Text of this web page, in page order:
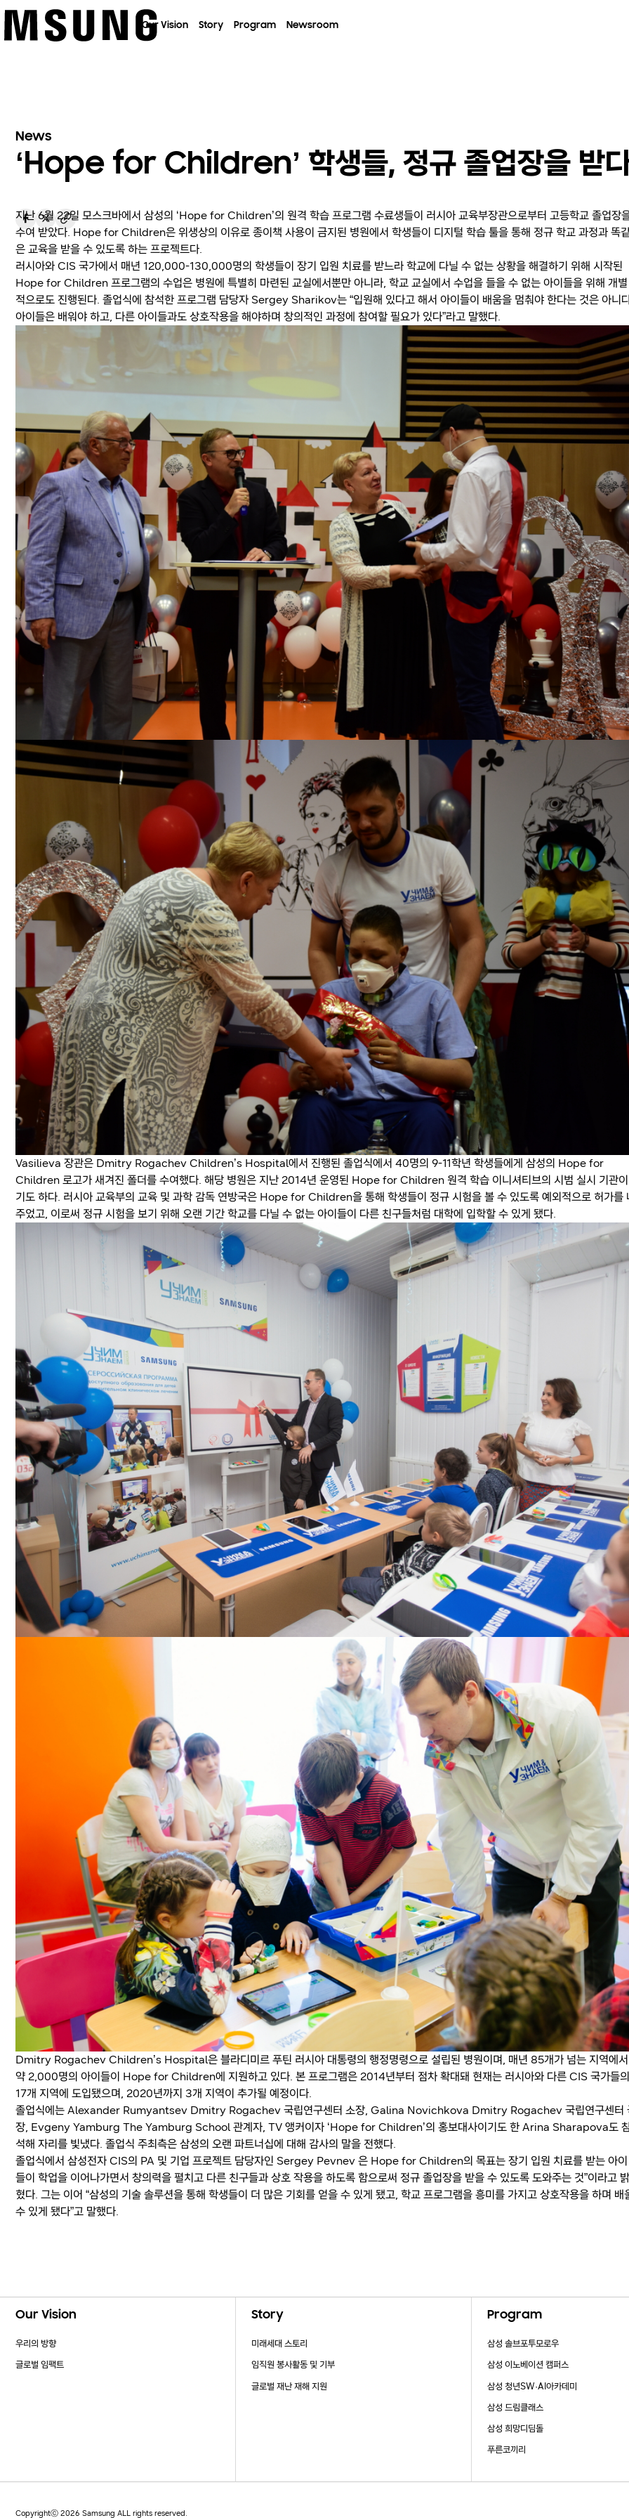
Our Vision Story Program Newsroom
News
‘Hope for Children’ 학생들, 정규 졸업장을 받
지난 6월 22일 모스크바에서 삼성의 ‘Hope for Children’의 원격 학습 프로그램 수료생들이 러시아 교육부장관으로부터 고등학교 졸업장
수여 받았다. Hope for Children은 위생상의 이유로 종이책 사용이 금지된 병원에서 학생들이 디지털 학습 툴을 통해 정규 학교 과정과 똑
은 교육을 받을 수 있도록 하는 프로젝트다.
러시아와 CIS 국가에서 매년 120,000-130,000명의 학생들이 장기 입원 치료를 받느라 학교에 다닐 수 없는 상황을 해결하기 위해 시작된
Hope for Children 프로그램의 수업은 병원에 특별히 마련된 교실에서뿐만 아니라, 학교 교실에서 수업을 들을 수 없는 아이들을 위해 개별
적으로도 진행된다. 졸업식에 참석한 프로그램 담당자 Sergey Sharikov는 “입원해 있다고 해서 아이들이 배움을 멈춰야 한다는 것은 아니
아이들은 배워야 하고, 다른 아이들과도 상호작용을 해야하며 창의적인 과정에 참여할 필요가 있다”라고 말했다.
Vasilieva 장관은 Dmitry Rogachev Children’s Hospital에서 진행된 졸업식에서 40명의 9-11학년 학생들에게 삼성의 Hope for
Children 로고가 새겨진 폴더를 수여했다. 해당 병원은 지난 2014년 운영된 Hope for Children 원격 학습 이니셔티브의 시범 실시 기관이
기도 하다. 러시아 교육부의 교육 및 과학 감독 연방국은 Hope for Children을 통해 학생들이 정규 시험을 볼 수 있도록 예외적으로 허가를
주었고, 이로써 정규 시험을 보기 위해 오랜 기간 학교를 다닐 수 없는 아이들이 다른 친구들처럼 대학에 입학할 수 있게 됐다.
Dmitry Rogachev Children’s Hospital은 블라디미르 푸틴 러시아 대통령의 행정명령으로 설립된 병원이며, 매년 85개가 넘는 지역에서
약 2,000명의 아이들이 Hope for Children에 지원하고 있다. 본 프로그램은 2014년부터 점차 확대돼 현재는 러시아와 다른 CIS 국가들의
17개 지역에 도입됐으며, 2020년까지 3개 지역이 추가될 예정이다.
졸업식에는 Alexander Rumyantsev Dmitry Rogachev 국립연구센터 소장, Galina Novichkova Dmitry Rogachev 국립연구센터
장, Evgeny Yamburg The Yamburg School 관계자, TV 앵커이자 ‘Hope for Children’의 홍보대사이기도 한 Arina Sharapova도
석해 자리를 빛냈다. 졸업식 주최측은 삼성의 오랜 파트너십에 대해 감사의 말을 전했다.
졸업식에서 삼성전자 CIS의 PA 및 기업 프로젝트 담당자인 Sergey Pevnev 은 Hope for Children의 목표는 장기 입원 치료를 받는 아이
들이 학업을 이어나가면서 창의력을 펼치고 다른 친구들과 상호 작용을 하도록 함으로써 정규 졸업장을 받을 수 있도록 도와주는 것”이라고 밝
혔다. 그는 이어 “삼성의 기술 솔루션을 통해 학생들이 더 많은 기회를 얻을 수 있게 됐고, 학교 프로그램을 흥미를 가지고 상호작용을 하며 배
수 있게 됐다”고 말했다.
Our Vision
우리의 방향
글로벌 임팩트
Story
미래세대 스토리
임직원 봉사활동 및 기부
글로벌 재난 재해 지원
Program
삼성 솔브포투모로우
삼성 이노베이션 캠퍼스
삼성 청년SW·AI아카데미
삼성 드림클래스
삼성 희망디딤돌
푸른코끼리
Copyrightⓒ 2026 Samsung ALL rights reserved.